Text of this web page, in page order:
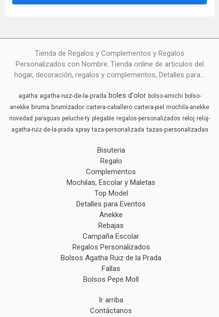
Tienda de Regalos y Complementos y Regalos
Personalizados con Nombre..Tienda online de articulos del
hogar, decoración, regalos y complementos, Detalles para...
agatha agatha-ruiz-de-la-prada boles d'olor bolso-amichi bolso-
anekke bruma brumizador cartera-caballero cartera-piel mochila-anekke
novedad paraguas peluche-ty plegable regalos-personalizados reloj reloj-
agatha-ruiz-de-la-prada spray taza-personalizada tazas-personalizadas
Bisuteria
Regalo
Complementos
Mochilas, Escolar y Maletas
Top Model
Detalles para Eventos
Anekke
Rebajas
Campaña Escolar
Regalos Personalizados
Bolsos Agatha Ruiz de la Prada
Fallas
Bolsos Pepe Moll
Ir arriba
Contáctanos